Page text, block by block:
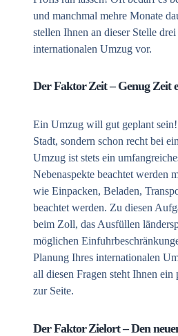
und manchmal mehre Monate
stellen Ihnen an dieser Stelle
internationalen Umzug vor.
Der Faktor Zeit – Genug Zeit
Ein Umzug will gut geplant
Stadt, sondern schon recht bei
Umzug ist stets ein
Nebenaspekte beachtet werden
wie Einpacken, Beladen,
beachtet werden. Zu diesen
beim Zoll, das Ausfüllen
möglichen
Planung Ihres internationalen
all diesen Fragen steht Ihnen
zur Seite.
Der Faktor Zielort – Den